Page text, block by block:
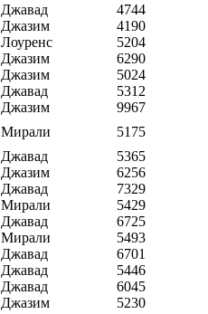
Джавад
4744
Джазим
4190
Лоуренс
5204
Джазим
6290
Джазим
5024
Джавад
5312
Джазим
9967
Мирали
5175
Джавад
5365
Джазим
6256
Джавад
7329
Мирали
5429
Джавад
6725
Мирали
5493
Джавад
6701
Джавад
5446
Джавад
6045
Джазим
5230